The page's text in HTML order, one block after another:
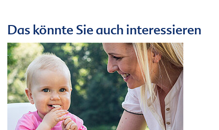
Das könnte Sie auch interessieren